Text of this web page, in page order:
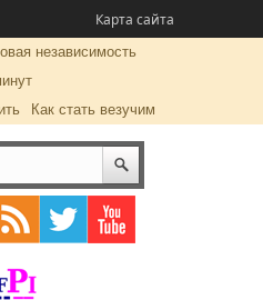
Карта сайта
независимость
Как стать везучим